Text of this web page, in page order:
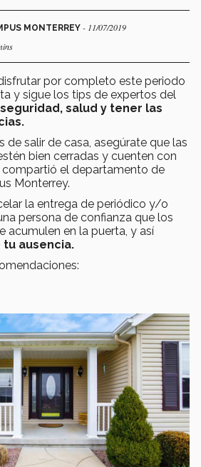
MONTERREY - 11/07/2019
por completo este periodo
y sigue los tips de expertos del
salud y tener las
de salir de casa, asegúrate que las
bien cerradas y cuenten con
compartió el departamento de
Monterrey.
la entrega de periódico y/o
persona de confianza que los
acumulen en la puerta, y así
ausencia.